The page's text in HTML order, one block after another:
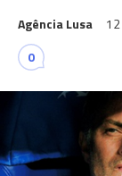
Agência Lusa
0